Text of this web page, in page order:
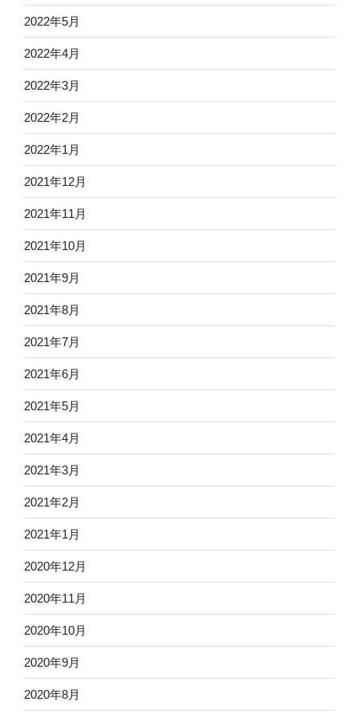
2022年5月
2022年4月
2022年3月
2022年2月
2022年1月
2021年12月
2021年11月
2021年10月
2021年9月
2021年8月
2021年7月
2021年6月
2021年5月
2021年4月
2021年3月
2021年2月
2021年1月
2020年12月
2020年11月
2020年10月
2020年9月
2020年8月